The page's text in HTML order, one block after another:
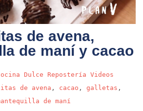
de avena,
de maní y cacao
Dulce Repostería Videos
de avena , cacao , galletas ,
de maní